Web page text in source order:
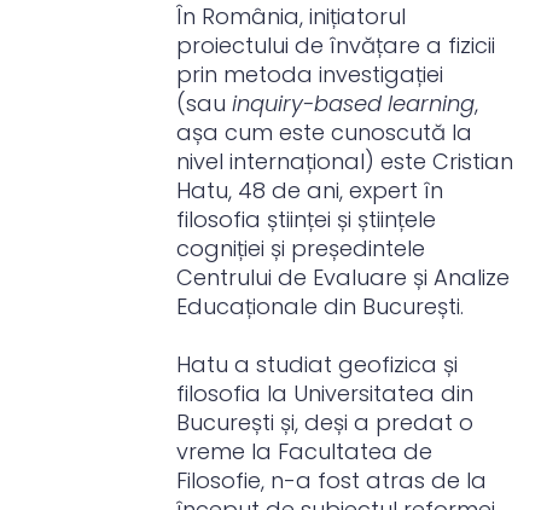
În România, inițiatorul
proiectului de învățare a fizicii
prin metoda investigației
(sau inquiry-based learning,
așa cum este cunoscută la
nivel internațional) este Cristian
Hatu, 48 de ani, expert în
filosofia științei și științele
cogniției și președintele
Centrului de Evaluare și Analize
Educaționale din București.
Hatu a studiat geofizica și
filosofia la Universitatea din
București și, deși a predat o
vreme la Facultatea de
Filosofie, n-a fost atras de la